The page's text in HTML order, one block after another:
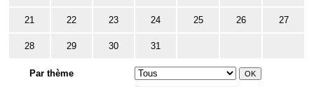
21 22 23 24 25 26 27
28 29 30 31
Par thème